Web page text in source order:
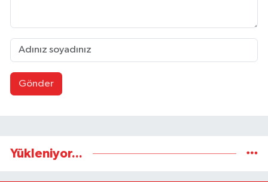
Gönder
Yükleniyor...